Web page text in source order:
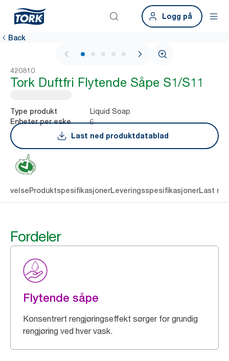
Logg på
Back
1 / 5
420810
Tork Duftfri Flytende Såpe S1/S11
Type produkt Liquid Soap
Enheter per eske
6
Last ned produktdatablad
ProduktspesifikasjonerLeveringsspesifikasjonerLast
Fordeler
Flytende såpe
Konsentrert rengjøringseffekt sørger for grundig
rengjøring ved hver vask.